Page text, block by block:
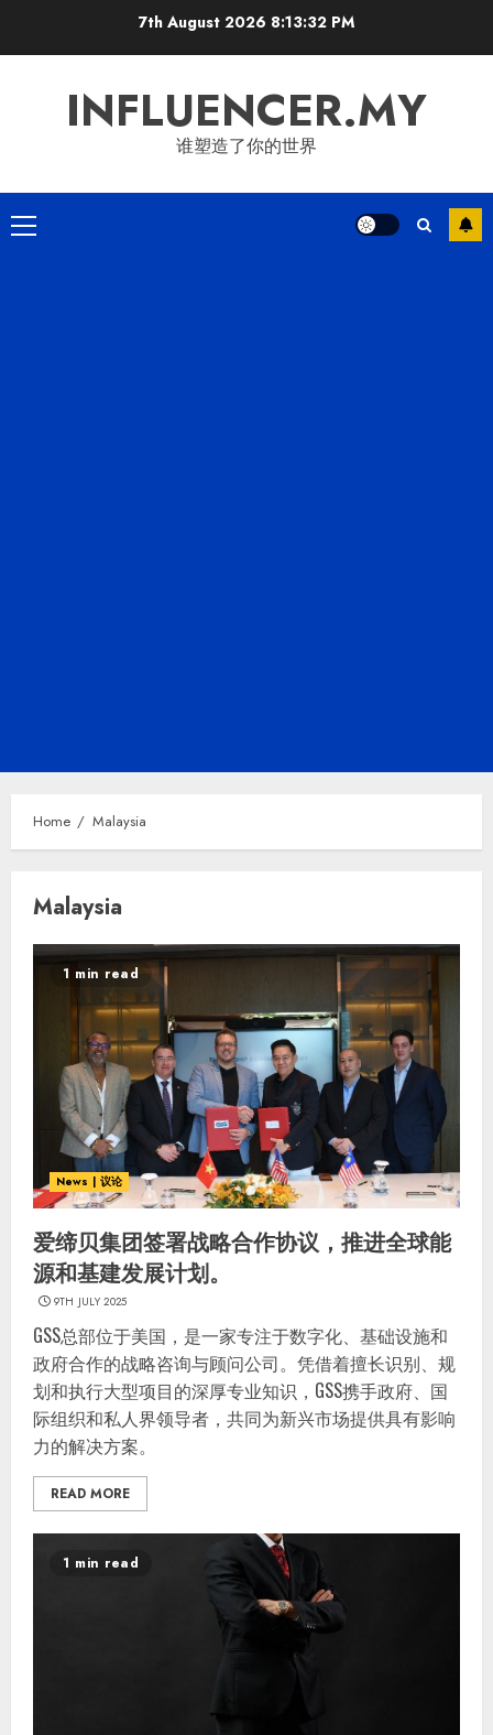
7th August 2026 8:13:34 PM
INFLUENCER.MY
谁塑造了你的世界
Primary
Home Malaysia
Malaysia
1 min read
News | 议论
爱缔贝集团签署战略合作协议，推进全球能
源和基建发展计划。
9TH JULY 2025
GSS总部位于美国，是一家专注于数字化、基础设施和
政府合作的战略咨询与顾问公司。凭借着擅长识别、规
划和执行大型项目的深厚专业知识，GSS携手政府、国
际组织和私人界领导者，共同为新兴市场提供具有影响
力的解决方案。
READ MORE
1 min read